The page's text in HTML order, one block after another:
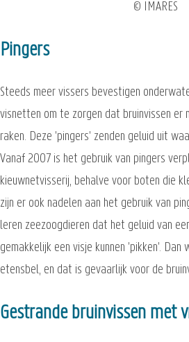
© IMARES
Pingers
Steeds meer vissers bevestigen
visnetten om te zorgen dat bruinvissen er
raken. Deze 'pingers' zenden geluid uit
Vanaf 2007 is het gebruik van pingers
kieuwnetvisserij, behalve voor boten die
zijn er ook nadelen aan het gebruik van
leren zeezoogdieren dat het geluid van
gemakkelijk een visje kunnen 'pikken'. Dan
etensbel, en dat is gevaarlijk voor de
Gestrande bruinvissen met